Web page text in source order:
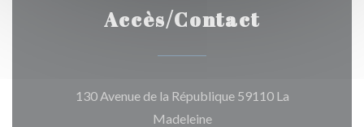
Accès/Contact
130 Avenue de la République 59110 La
Madeleine((ouvre une nouvelle